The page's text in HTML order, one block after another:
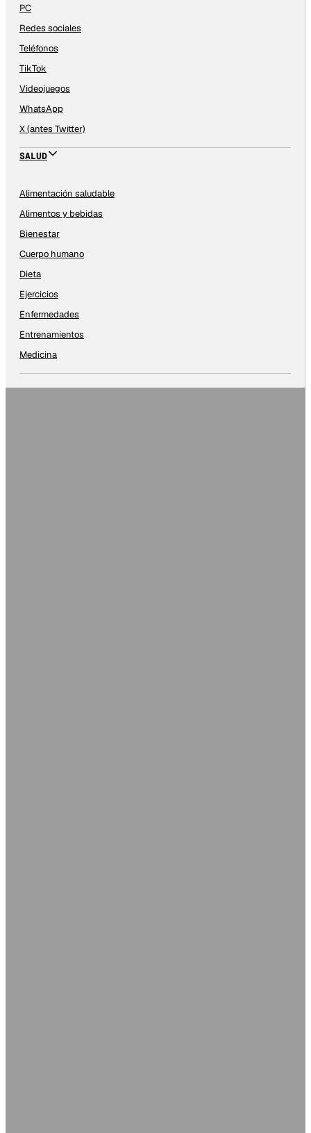
PC
Redes sociales
Teléfonos
TikTok
Videojuegos
WhatsApp
X (antes Twitter)
SALUD
Alimentación saludable
Alimentos y bebidas
Bienestar
Cuerpo humano
Dieta
Ejercicios
Enfermedades
Entrenamientos
Medicina